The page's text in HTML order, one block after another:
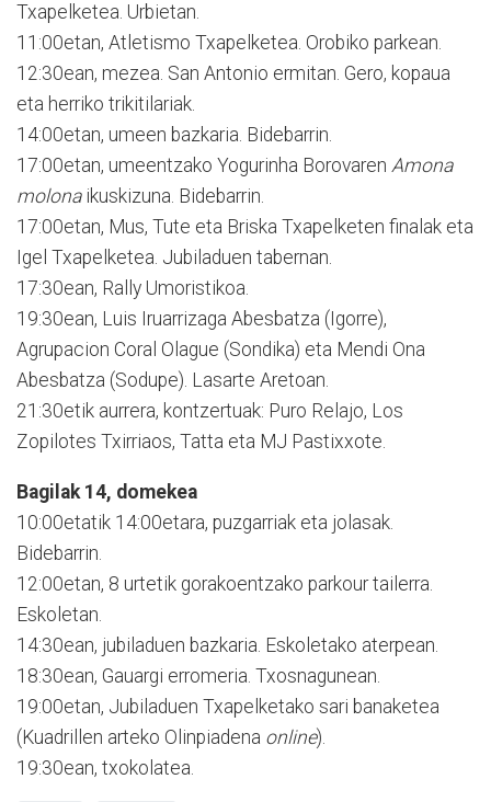
Txapelketea. Urbietan.
11:00etan, Atletismo Txapelketea. Orobiko parkean.
12:30ean, mezea. San Antonio ermitan. Gero, kopaua
eta herriko trikitilariak.
14:00etan, umeen bazkaria. Bidebarrin.
17:00etan, umeentzako Yogurinha Borovaren Amona
molonaikuskizuna. Bidebarrin.
17:00etan, Mus, Tute eta Briska Txapelketen finalak eta
Igel Txapelketea. Jubiladuen tabernan.
17:30ean, Rally Umoristikoa.
19:30ean, Luis Iruarrizaga Abesbatza (Igorre),
Agrupacion Coral Olague (Sondika) eta Mendi Ona
Abesbatza (Sodupe). Lasarte Aretoan.
21:30etik aurrera, kontzertuak: Puro Relajo, Los
Zopilotes Txirriaos, Tatta eta MJ Pastixxote.
Bagilak 14, domekea
10:00etatik 14:00etara, puzgarriak eta jolasak.
Bidebarrin.
12:00etan, 8 urtetik gorakoentzako parkour tailerra.
Eskoletan.
14:30ean, jubiladuen bazkaria. Eskoletako aterpean.
18:30ean, Gauargi erromeria. Txosnagunean.
19:00etan, Jubiladuen Txapelketako sari banaketea
(Kuadrillen arteko Olinpiadena online).
19:30ean, txokolatea.